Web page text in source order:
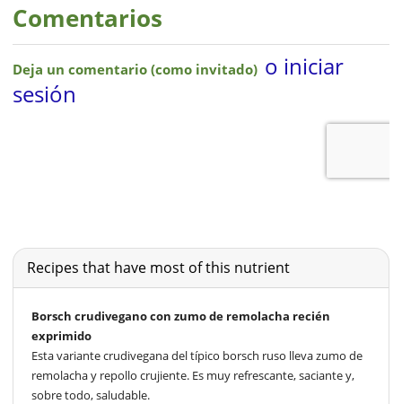
Comentarios
Recipes that have most of this nutrient
Borsch crudivegano con zumo de remolacha recién
exprimido
Esta variante crudivegana del típico borsch ruso lleva zumo de
remolacha y repollo crujiente. Es muy refrescante, saciante y,
sobre todo, saludable.